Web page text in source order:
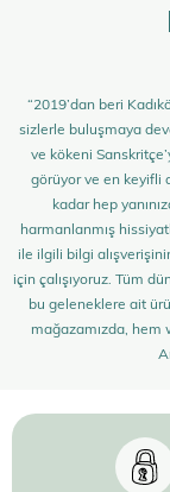
“2019’dan beri
sizlerle buluşmaya
ve kökeni
görüyor ve en keyifli
kadar hep
harmanlanmış
ile ilgili bilgi
için çalışıyoruz. Tüm
bu geleneklere ait
mağazamızda,